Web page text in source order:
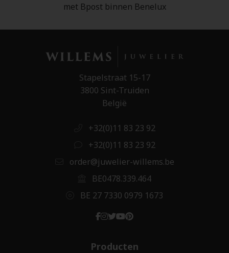
met Bpost binnen Benelux
Stapelstraat 15-17
3800 Sint-Truiden
België
+32(0)11 83 23 92
+32(0)11 83 23 92
order@juwelier-willems.be
BE0478.339.464
BE 27 7330 0979 1673
Producten